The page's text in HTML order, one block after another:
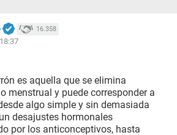
también siento mi abdomen más
siento como retorcijones algo se
izquierdo.Que creen que pueda ser?
otra prueba y que salga negativa me
Alguien que haya pasado lo
o decirme en qué terminó su caso.
16.358
es aquella que se elimina
menstrual y puede corresponder a
algo simple y sin demasiada
desajustes hormonales
por los anticonceptivos, hasta